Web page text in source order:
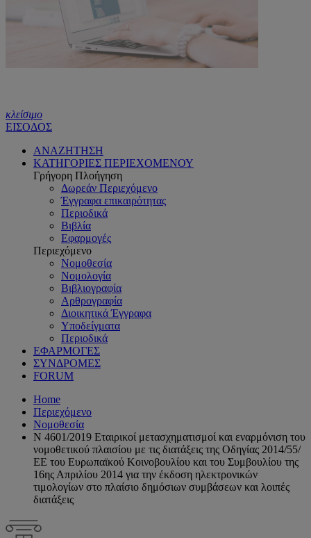
κλείσιμο
ΕΙΣΟΔΟΣ
ΑΝΑΖΗΤΗΣΗ
ΚΑΤΗΓΟΡΙΕΣ ΠΕΡΙΕΧΟΜΕΝΟΥ
Γρήγορη Πλοήγηση
Δωρεάν Περιεχόμενο
Έγγραφα επικαιρότητας
Περιοδικά
Βιβλία
Εφαρμογές
Περιεχόμενο
Νομοθεσία
Νομολογία
Βιβλιογραφία
Αρθρογραφία
Διοικητικά Έγγραφα
Υποδείγματα
Περιοδικά
ΕΦΑΡΜΟΓΕΣ
ΣΥΝΔΡΟΜΕΣ
FORUM
Home
Περιεχόμενο
Νομοθεσία
Ν 4601/2019 Εταιρικοί μετασχηματισμοί και εναρμόνιση του
νομοθετικού πλαισίου με τις διατάξεις της Οδηγίας 2014/55/
ΕΕ του Ευρωπαϊκού Κοινοβουλίου και του Συμβουλίου της
16ης Απριλίου 2014 για την έκδοση ηλεκτρονικών
τιμολογίων στο πλαίσιο δημόσιων συμβάσεων και λοιπές
διατάξεις